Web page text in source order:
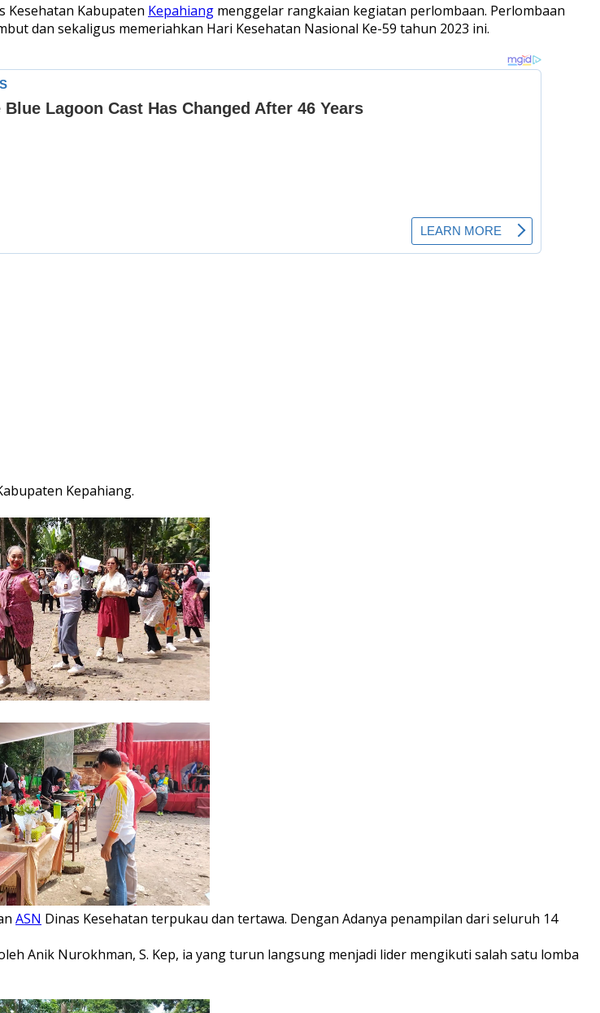
Kesehatan Kabupaten Kepahiang menggelar rangkaian kegiatan perlombaan. Perlombaan
dan sekaligus memeriahkan Hari Kesehatan Nasional Ke-59 tahun 2023 ini.
Kepahiang.
ASN Dinas Kesehatan terpukau dan tertawa. Dengan Adanya penampilan dari seluruh 14
Anik Nurokhman, S. Kep, ia yang turun langsung menjadi lider mengikuti salah satu lomba